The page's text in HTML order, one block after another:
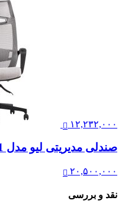
۱۲,۲۳۲,۰۰۰
صندلی مدیریتی لیو مدل i91
۲۰,۵۰۰,۰۰۰
نقد و بررسی